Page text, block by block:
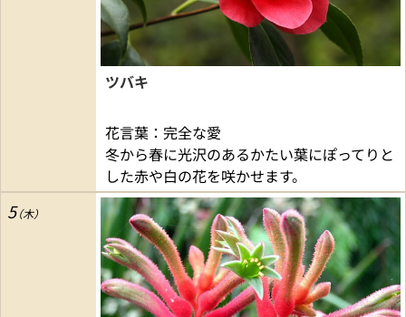
ツバキ
花言葉：完全な愛
冬から春に光沢のあるかたい葉にぽってりと
した赤や白の花を咲かせます。
5